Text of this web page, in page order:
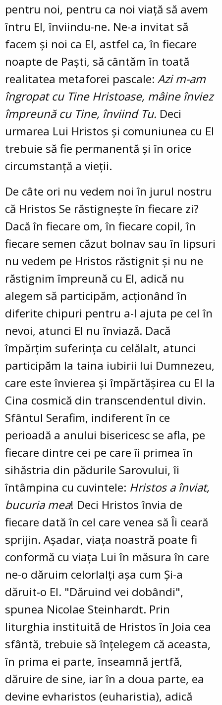
pentru noi, pentru ca noi viaţă să avem
întru El, înviindu-ne. Ne-a invitat să
facem şi noi ca El, astfel ca, în fiecare
noapte de Paşti, să cântăm în toată
realitatea metaforei pascale: Azi m-am
îngropat cu Tine Hristoase, mâine înviez
împreună cu Tine, înviind Tu. Deci
urmarea Lui Hristos şi comuniunea cu El
trebuie să fie permanentă şi în orice
circumstanţă a vieţii.
De câte ori nu vedem noi în jurul nostru
că Hristos Se răstigneşte în fiecare zi?
Dacă în fiecare om, în fiecare copil, în
fiecare semen căzut bolnav sau în lipsuri
nu vedem pe Hristos răstignit şi nu ne
răstignim împreună cu El, adică nu
alegem să participăm, acţionând în
diferite chipuri pentru a-l ajuta pe cel în
nevoi, atunci El nu înviază. Dacă
împărţim suferinţa cu celălalt, atunci
participăm la taina iubirii lui Dumnezeu,
care este învierea şi împărtăşirea cu El la
Cina cosmică din transcendentul divin.
Sfântul Serafim, indiferent în ce
perioadă a anului bisericesc se afla, pe
fiecare dintre cei pe care îi primea în
sihăstria din pădurile Sarovului, îi
întâmpina cu cuvintele: Hristos a înviat,
bucuria mea! Deci Hristos învia de
fiecare dată în cel care venea să Îi ceară
sprijin. Aşadar, viaţa noastră poate fi
conformă cu viaţa Lui în măsura în care
ne-o dăruim celorlalţi aşa cum Şi-a
dăruit-o El. "Dăruind vei dobândi",
spunea Nicolae Steinhardt. Prin
liturghia instituită de Hristos în Joia cea
sfântă, trebuie să înţelegem că aceasta,
în prima ei parte, înseamnă jertfă,
dăruire de sine, iar în a doua parte, ea
devine evharistos (euharistia), adică